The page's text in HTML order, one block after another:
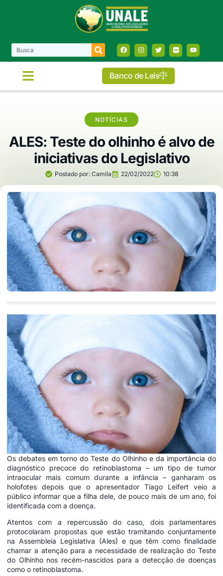
Banco de Leis
NOTÍCIAS
ALES: Teste do olhinho é alvo de
iniciativas do Legislativo
Postado por:Camila 22/02/2022 10:38
Os debates em torno do Teste do Olhinho e da importância do
diagnóstico precoce do retinoblastoma – um tipo de tumor
intraocular mais comum durante a infância – ganharam os
holofotes depois que o apresentador Tiago Leifert veio a
público informar que a filha dele, de pouco mais de um ano, foi
identificada com a doença.
Atentos com a repercussão do caso, dois parlamentares
protocolaram propostas que estão tramitando conjuntamente
na Assembleia Legislativa (Ales) e que têm como finalidade
chamar a atenção para a necessidade de realização do Teste
do Olhinho nos recém-nascidos para a detecção de doenças
como o retinoblastoma.